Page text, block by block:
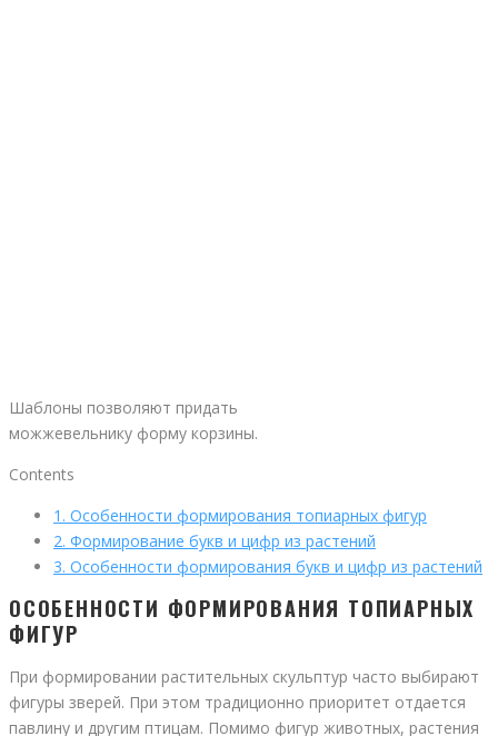
Шаблоны позволяют придать
можжевельнику форму корзины.
Contents
1. Особенности формирования топиарных фигур
2. Формирование букв и цифр из растений
3. Особенности формирования букв и цифр из растений
ОСОБЕННОСТИ ФОРМИРОВАНИЯ ТОПИАРНЫХ
ФИГУР
При формировании растительных скульптур часто выбирают
фигуры зверей. При этом традиционно приоритет отдается
павлину и другим птицам. Помимо фигур животных, растения